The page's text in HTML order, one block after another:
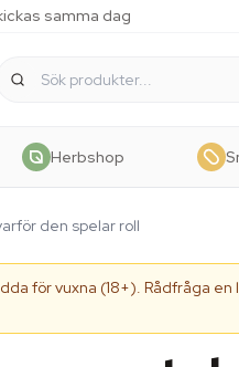
samma dag
Herbshop
den spelar roll
för vuxna (18+). Rådfråga